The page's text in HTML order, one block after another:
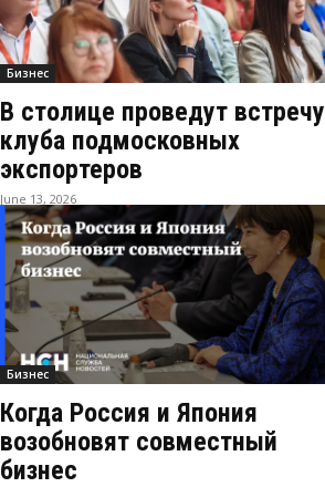
Бизнес
В столице проведут встречу
клуба подмосковных
экспортеров
June 13, 2026
Бизнес
Когда Россия и Япония
возобновят совместный
бизнес